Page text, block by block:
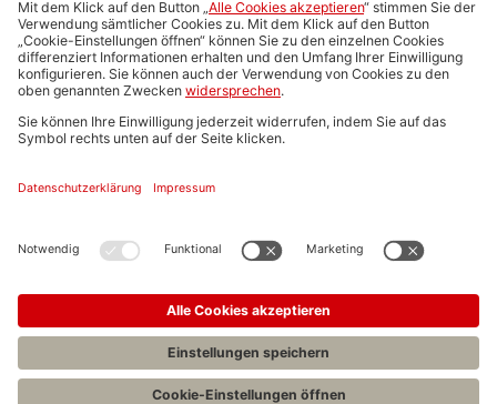
Produktübersicht
ALLGEMEIN
FAQs
Impressum
Stellenangebote C.H.BECK